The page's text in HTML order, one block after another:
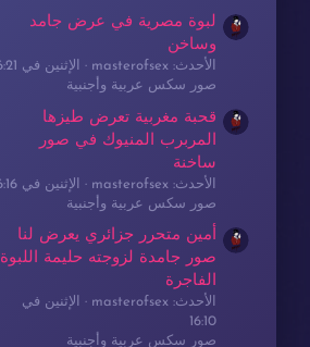
لبوة مصرية في عرض جامد
وساخن
الأحدث: masterofsex
الإثنين في 16:21
صور سكس عربية وأجنبية
قحبة مغربية تعرض طيزها
المربرب المنيوك في صور
ساخنة
الأحدث: masterofsex
الإثنين في 16:16
صور سكس عربية وأجنبية
أمين متحرر جزائري يعرض لنا
صور جامدة لزوجته حليمة اللبوة
الفاجرة
الأحدث: masterofsex
الإثنين في
16:10
صور سكس عربية وأجنبية